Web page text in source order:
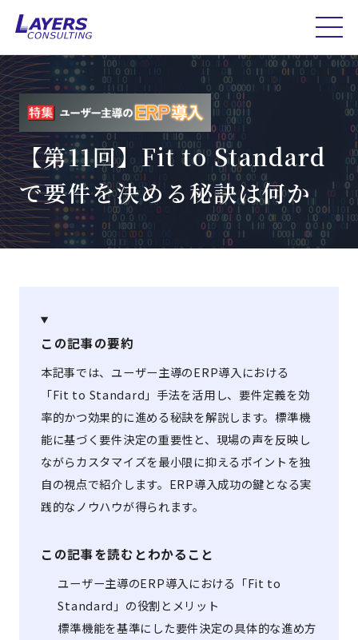
【第11回】Fit to Standard
で要件を決める秘訣は何か
この記事の要約
本記事では、ユーザー主導のERP導入における
「Fit to Standard」手法を活用し、要件定義を効
率的かつ効果的に進める秘訣を解説します。標準機
能に基づく要件決定の重要性と、現場の声を反映し
ながらカスタマイズを最小限に抑えるポイントを独
自の視点で紹介します。ERP導入成功の鍵となる実
践的なノウハウが得られます。
この記事を読むとわかること
ユーザー主導のERP導入における「Fit to
Standard」の役割とメリット
標準機能を基準にした要件決定の具体的な進め方